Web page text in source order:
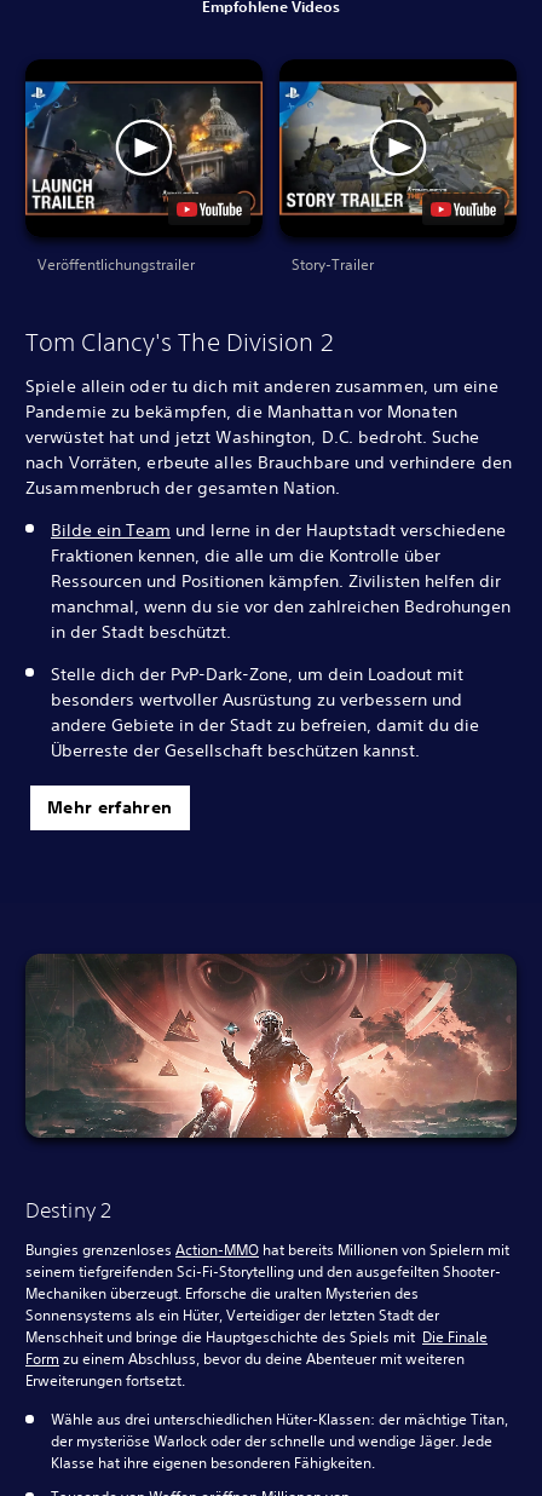
Empfohlene Videos
Veröffentlichungstrailer Story-Trailer
Tom Clancy's The Division 2
Spiele allein oder tu dich mit anderen zusammen, um eine
Pandemie zu bekämpfen, die Manhattan vor Monaten
verwüstet hat und jetzt Washington, D.C. bedroht. Suche
nach Vorräten, erbeute alles Brauchbare und verhindere den
Zusammenbruch der gesamten Nation.
Bilde ein Team und lerne in der Hauptstadt verschiedene
Fraktionen kennen, die alle um die Kontrolle über
Ressourcen und Positionen kämpfen. Zivilisten helfen dir
manchmal, wenn du sie vor den zahlreichen Bedrohungen
in der Stadt beschützt.
Stelle dich der PvP-Dark-Zone, um dein Loadout mit
besonders wertvoller Ausrüstung zu verbessern und
andere Gebiete in der Stadt zu befreien, damit du die
Überreste der Gesellschaft beschützen kannst.
Mehr erfahren
Destiny 2
Bungies grenzenloses Action-MMO hat bereits Millionen von Spielern mit
seinem tiefgreifenden Sci-Fi-Storytelling und den ausgefeilten Shooter-
Mechaniken überzeugt. Erforsche die uralten Mysterien des
Sonnensystems als ein Hüter, Verteidiger der letzten Stadt der
Menschheit und bringe die Hauptgeschichte des Spiels mit Die Finale
Form zu einem Abschluss, bevor du deine Abenteuer mit weiteren
Erweiterungen fortsetzt.
Wähle aus drei unterschiedlichen Hüter-Klassen: der mächtige Titan,
der mysteriöse Warlock oder der schnelle und wendige Jäger. Jede
Klasse hat ihre eigenen besonderen Fähigkeiten.